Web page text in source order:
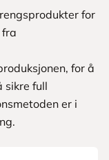
for
for å
sikre full
er i